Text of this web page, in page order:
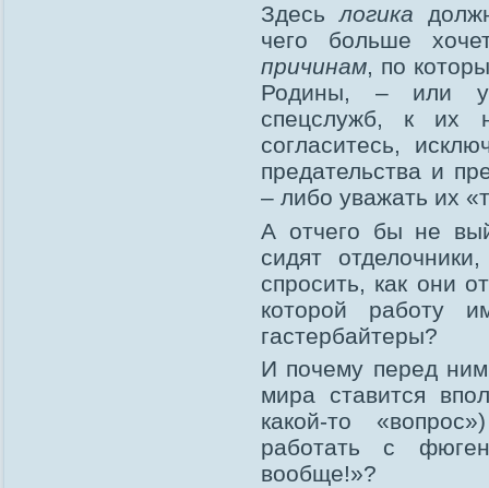
Здесьлогика
чего больше
причинам, по
Родины, – или
спецслужб, к их
согласитесь,
предательства и
– либо уважать их
А отчего бы не
сидят
спросить, как они
которой работу
гастербайтеры?
И почему перед
мира ставится
какой-то
работать с
вообще!»?